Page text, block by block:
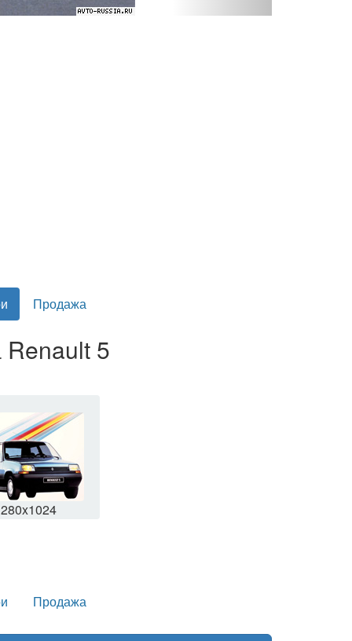
Продажа
Renault 5
Продажа